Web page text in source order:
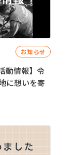
お知らせ
動情報】令
に想いを寄